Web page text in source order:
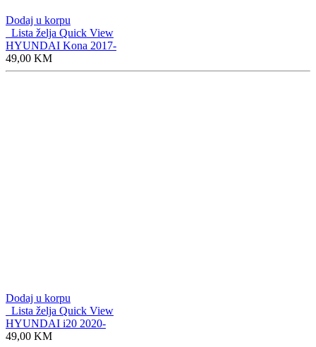
Dodaj u korpu
Lista želja Quick View
HYUNDAI Kona 2017-
49,00 KM
Dodaj u korpu
Lista želja Quick View
HYUNDAI i20 2020-
49,00 KM